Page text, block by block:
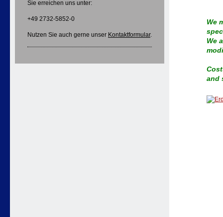
Sie erreichen uns unter:
+49 2732-5852-0
Nutzen Sie auch gerne unser Kontaktformular.
We
We
and